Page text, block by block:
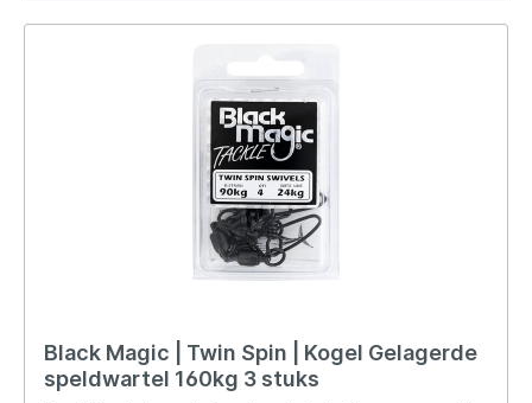
Black Magic | Twin Spin | Kogel Gelagerde
speldwartel 160kg 3 stuks